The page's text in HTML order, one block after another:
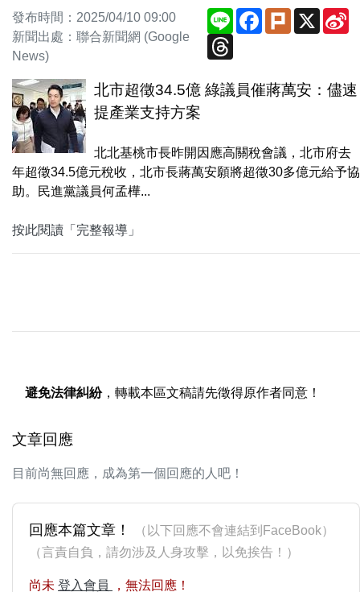
發布時間：2025/04/10 09:00
新聞出處：聯合新聞網 (Google
News)
Line Facebook
PlurkX
Threads
北市超徵34.5億 綠議員催蔣萬安：儘速
提產業支持方案
北北基桃市長昨開因應高關稅會議，北市府去
年超徵34.5億元稅收，北市長蔣萬安願將超徵30多億元給予協
助。民進黨議員何孟樺...
按此閱讀「完整報導」
避免法律糾紛，轉載本區文稿請先徵得原作者同意！
文章回應
目前尚無回應，成為第一個回應的人吧！
回應本篇文章！
（以下回應不會連結到FaceBook）
（言責自負，請勿涉及人身攻擊，以免挨告！）
尚未 登入會員 ，無法回應！